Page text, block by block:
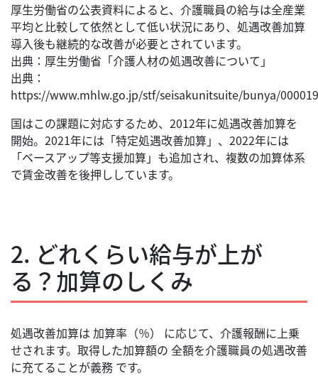
厚生労働省の公表資料によると、介護職員の給与は全産業
平均と比較して依然として低い状況にあり、処遇改善加算
導入後も継続的な改善が必要とされています。
出典：厚生労働省「介護人材の処遇改善について」
出典：
https://www.mhlw.go.jp/stf/seisakunitsuite/bunya/
国はこの課題に対応するため、2012年に処遇改善加算を
開始。2021年には「特定処遇改善加算」、2022年には
「ベースアップ等支援加算」も追加され、複数の加算体系
で賃金改善を後押ししています。
2. どれくらい給与が上が
る？加算のしくみ
処遇改善加算は 加算率（％） に応じて、介護報酬に上乗
せされます。取得した加算額の 全額を介護職員の処遇改善
に充てることが義務 です。